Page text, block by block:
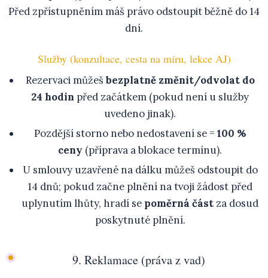
Před zpřístupněním máš právo odstoupit běžně do 14
dní.
Služby (konzultace, cesta na míru, lekce AJ)
Rezervaci můžešbezplatně změnit/odvolat do
24 hodin před začátkem (pokud není u služby
uvedeno jinak).
Pozdější storno nebo nedostavení se =100 %
ceny (příprava a blokace termínu).
U smlouvy uzavřené na dálku můžeš odstoupit do
14 dnů; pokud začne plnění na tvoji žádost před
uplynutím lhůty, hradí se poměrná část za dosud
poskytnuté plnění.
9. Reklamace (práva z vad)